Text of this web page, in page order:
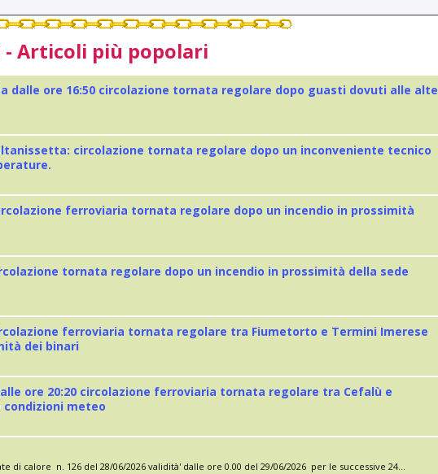
- Articoli più popolari
dalle ore 16:50 circolazione tornata regolare dopo guasti dovuti alle alte
circolazione tornata regolare dopo un inconveniente tecnico
ferroviaria tornata regolare dopo un incendio in prossimità
tornata regolare dopo un incendio in prossimità della sede
ferroviaria tornata regolare tra Fiumetorto e Termini Imerese
dei binari
ore 20:20 circolazione ferroviaria tornata regolare tra Cefalù e
condizioni meteo
di calore n. 126 del 28/06/2026 validità' dalle ore 0.00 del 29/06/2026 per le successive 24...